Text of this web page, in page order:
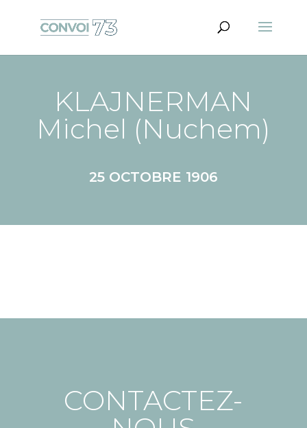
KLAJNERMAN
Michel (Nuchem)
25 OCTOBRE 1906
CONTACTEZ-